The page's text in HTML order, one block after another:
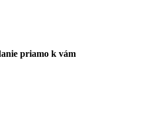
priamo k vám